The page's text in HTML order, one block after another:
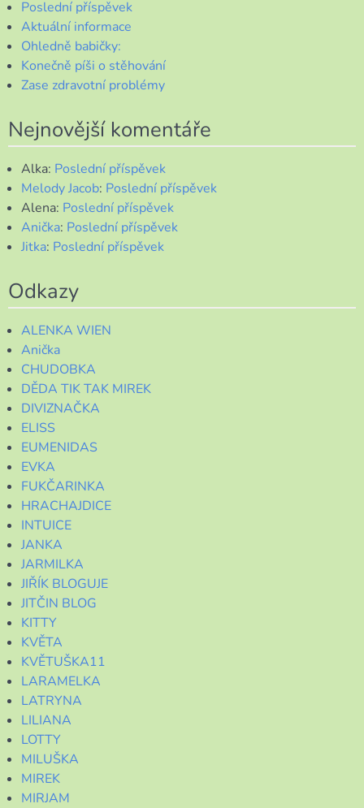
Poslední příspěvek
Aktuální informace
Ohledně babičky:
Konečně píši o stěhování
Zase zdravotní problémy
Nejnovější komentáře
Alka: Poslední příspěvek
Melody Jacob: Poslední příspěvek
Alena: Poslední příspěvek
Anička: Poslední příspěvek
Jitka: Poslední příspěvek
Odkazy
ALENKA WIEN
Anička
CHUDOBKA
DĚDA TIK TAK MIREK
DIVIZNAČKA
ELISS
EUMENIDAS
EVKA
FUKČARINKA
HRACHAJDICE
INTUICE
JANKA
JARMILKA
JIŘÍK BLOGUJE
JITČIN BLOG
KITTY
KVĚTA
KVĚTUŠKA11
LARAMELKA
LATRYNA
LILIANA
LOTTY
MILUŠKA
MIREK
MIRJAM